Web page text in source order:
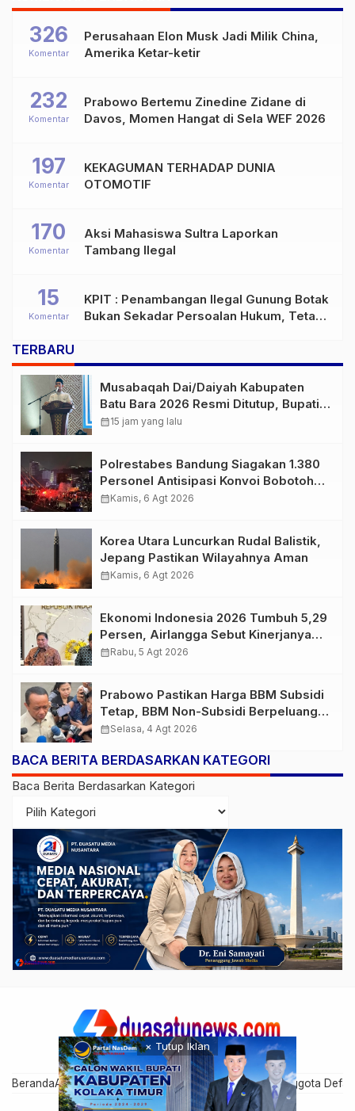
Perusahaan Elon Musk Jadi Milik China,
Amerika Ketar-ketir
326
Komentar
Prabowo Bertemu Zinedine Zidane di
Davos, Momen Hangat di Sela WEF 2026
232
Komentar
KEKAGUMAN TERHADAP DUNIA
OTOMOTIF
197
Komentar
Aksi Mahasiswa Sultra Laporkan
Tambang Ilegal
170
Komentar
KPIT : Penambangan Ilegal Gunung Botak
Bukan Sekadar Persoalan Hukum, Tetapi
15
Komentar
TERBARU
Musabaqah Dai/Daiyah Kabupaten
Batu Bara 2026 Resmi Ditutup, Bupati
Apresiasi Semangat Peserta
calendar_month15 jam yang lalu
Polrestabes Bandung Siagakan 1.380
Personel Antisipasi Konvoi Bobotoh
Usai Final Piala Presiden
calendar_monthKamis, 6 Agt 2026
Korea Utara Luncurkan Rudal Balistik,
Jepang Pastikan Wilayahnya Aman
calendar_monthKamis, 6 Agt 2026
Ekonomi Indonesia 2026 Tumbuh 5,29
Persen, Airlangga Sebut Kinerjanya
Lampaui Rata-Rata Global
calendar_monthRabu, 5 Agt 2026
Prabowo Pastikan Harga BBM Subsidi
Tetap, BBM Non-Subsidi Berpeluang
Turun
calendar_monthSelasa, 4 Agt 2026
BACA BERITA BERDASARKAN KATEGORI
Baca Berita Berdasarkan Kategori
BerandaArtikel AnggotaCari AnggotaDisclaimerGrup Anggota
× Tutup Iklan